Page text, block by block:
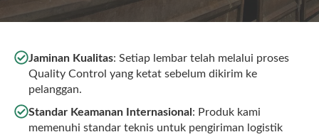
Jaminan Kualitas: Setiap lembar telah melalui proses
Quality Control yang ketat sebelum dikirim ke
pelanggan.
Standar Keamanan Internasional : Produk kami
memenuhi standar teknis untuk pengiriman logistik